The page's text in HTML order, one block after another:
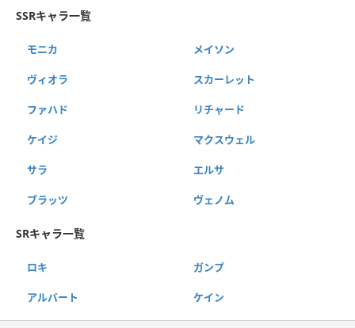
SSRキャラ一覧
モニカ メイソン
ヴィオラ スカーレット
ファハド リチャード
ケイジ マクスウェル
サラ エルサ
ブラッツ ヴェノム
SRキャラ一覧
ロキ ガンプ
アルバート ケイン